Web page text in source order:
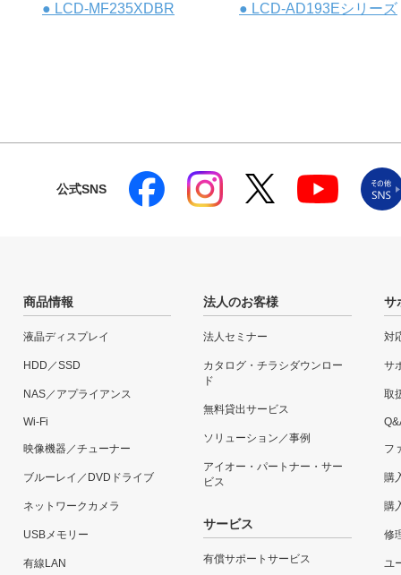
● LCD-MF235XDBR
● LCD-AD193Eシリーズ
公式SNS
商品情報
液晶ディスプレイ
HDD／SSD
NAS／アプライアンス
Wi-Fi
映像機器／チューナー
ブルーレイ／DVDドライブ
ネットワークカメラ
USBメモリー
有線LAN
法人のお客様
法人セミナー
カタログ・チラシダウンロー
ド
無料貸出サービス
ソリューション／事例
アイオー・パートナー・サー
ビス
サービス
有償サポートサービス
サ
対
サ
取
フ
購
購
修
ユ